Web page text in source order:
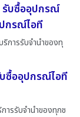
รับซื้ออุปกรณ์
กรณ์ไอที
การรับจำนำของทุ
ซื้ออุปกรณ์ไอที
ารรับจำนำของทุกช